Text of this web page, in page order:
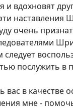
и вдохновят
наставления
очень
послужить в
вас в качестве
мне -